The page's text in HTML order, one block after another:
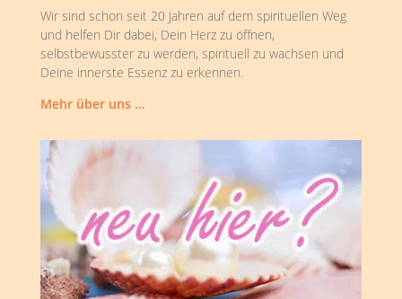
Wir sind schon seit 20 Jahren auf dem spirituellen Weg
und helfen Dir dabei, Dein Herz zu öffnen,
selbstbewusster zu werden, spirituell zu wachsen und
Deine innerste Essenz zu erkennen.
Mehr über uns …